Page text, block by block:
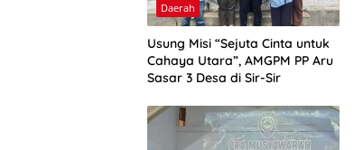
Daerah
Usung Misi “Sejuta Cinta untuk
Cahaya Utara”, AMGPM PP Aru
Sasar 3 Desa di Sir-Sir